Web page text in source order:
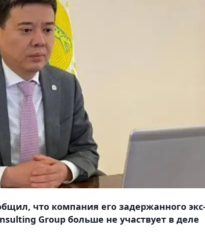
что компания его задержанного
Group больше не участвует в деле